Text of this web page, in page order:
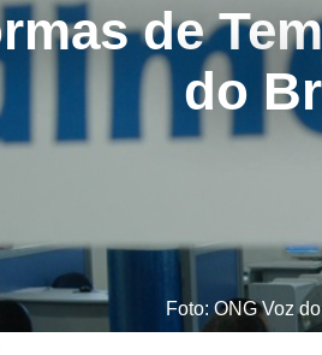
de
do
Foto: ONG Voz